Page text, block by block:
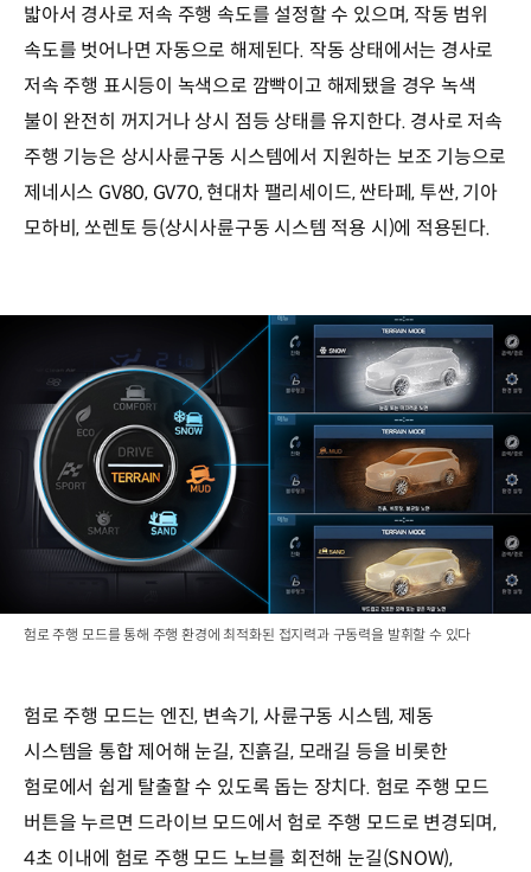
밟아서 경사로 저속 주행 속도를 설정할 수 있으며, 작동 범위
속도를 벗어나면 자동으로 해제된다. 작동 상태에서는 경사로
저속 주행 표시등이 녹색으로 깜빡이고 해제됐을 경우 녹색
불이 완전히 꺼지거나 상시 점등 상태를 유지한다. 경사로 저속
주행 기능은 상시사륜구동 시스템에서 지원하는 보조 기능으로
제네시스 GV80, GV70, 현대차 팰리세이드, 싼타페, 투싼, 기아
모하비, 쏘렌토 등(상시사륜구동 시스템 적용 시)에 적용된다.
험로 주행 모드를 통해 주행 환경에 최적화된 접지력과 구동력을 발휘할 수 있다
험로 주행 모드는 엔진, 변속기, 사륜구동 시스템, 제동
시스템을 통합 제어해 눈길, 진흙길, 모래길 등을 비롯한
험로에서 쉽게 탈출할 수 있도록 돕는 장치다. 험로 주행 모드
버튼을 누르면 드라이브 모드에서 험로 주행 모드로 변경되며,
4초 이내에 험로 주행 모드 노브를 회전해 눈길(SNOW),